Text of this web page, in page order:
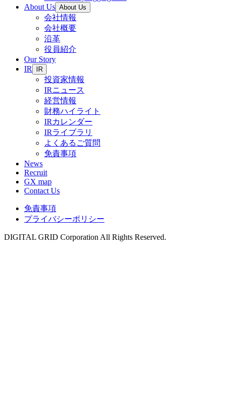
About Us About Us
会社情報
会社概要
沿革
役員紹介
Our Story
IR
IR
投資家情報
IRニュース
経営情報
財務ハイライト
IRカレンダー
IRライブラリ
よくあるご質問
免責事項
News
Recruit
GX map
Contact Us
免責事項
プライバシーポリシー
DIGITAL GRID Corporation All Rights Reserved.